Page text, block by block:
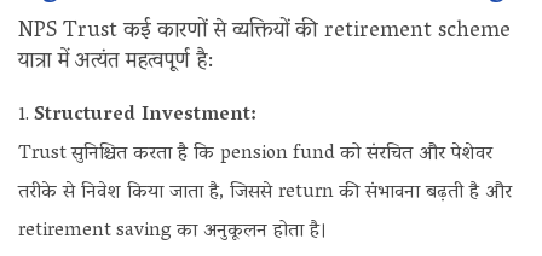
NPS Trust कई कारणों से व्यक्तियों की retirement scheme
यात्रा में अत्यंत महत्वपूर्ण है:
Structured Investment:
Trust सुनिश्चित करता है कि pension fund को संरचित और पेशेवर
तरीके से निवेश किया जाता है, जिससे return की संभावना बढ़ती है और
retirement saving का अनुकूलन होता है।